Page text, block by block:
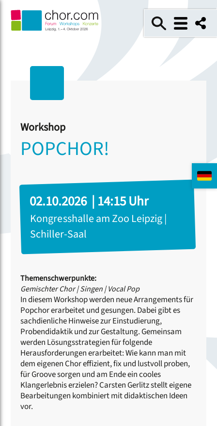
Workshop
POPCHOR!
02.10.2026 | 14:15 Uhr
Kongresshalle am Zoo Leipzig |
Schiller-Saal
Themenschwerpunkte:
Gemischter Chor|Singen|Vocal Pop
In diesem Workshop werden neue Arrangements für
Popchor erarbeitet und gesungen. Dabei gibt es
sachdienliche Hinweise zur Einstudierung,
Probendidaktik und zur Gestaltung. Gemeinsam
werden Lösungsstrategien für folgende
Herausforderungen erarbeitet: Wie kann man mit
dem eigenen Chor effizient, fix und lustvoll proben,
für Groove sorgen und am Ende ein cooles
Klangerlebnis erzielen? Carsten Gerlitz stellt eigene
Bearbeitungen kombiniert mit didaktischen Ideen
vor.